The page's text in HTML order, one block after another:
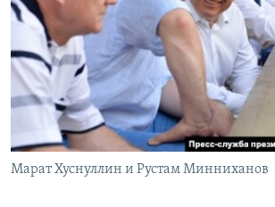
Марат Хуснуллин и Рустам Минниханов